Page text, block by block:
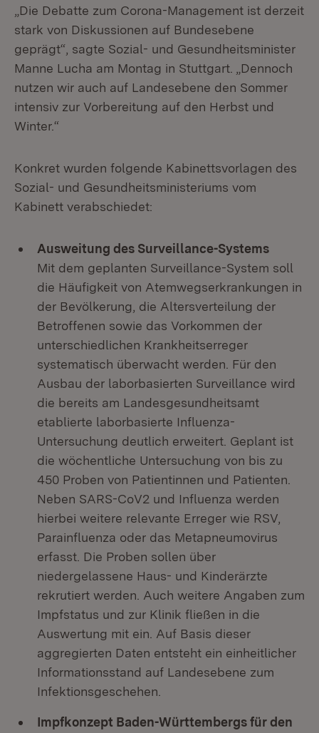
„Die Debatte zum Corona-Management ist derzeit
stark von Diskussionen auf Bundesebene
geprägt“, sagte Sozial- und Gesundheitsminister
Manne Lucha am Montag in Stuttgart. „Dennoch
nutzen wir auch auf Landesebene den Sommer
intensiv zur Vorbereitung auf den Herbst und
Winter.“
Konkret wurden folgende Kabinettsvorlagen des
Sozial- und Gesundheitsministeriums vom
Kabinett verabschiedet:
Ausweitung des Surveillance-Systems
Mit dem geplanten Surveillance-System soll
die Häufigkeit von Atemwegserkrankungen in
der Bevölkerung, die Altersverteilung der
Betroffenen sowie das Vorkommen der
unterschiedlichen Krankheitserreger
systematisch überwacht werden. Für den
Ausbau der laborbasierten Surveillance wird
die bereits am Landesgesundheitsamt
etablierte laborbasierte Influenza-
Untersuchung deutlich erweitert. Geplant ist
die wöchentliche Untersuchung von bis zu
450 Proben von Patientinnen und Patienten.
Neben SARS-CoV2 und Influenza werden
hierbei weitere relevante Erreger wie RSV,
Parainfluenza oder das Metapneumovirus
erfasst. Die Proben sollen über
niedergelassene Haus- und Kinderärzte
rekrutiert werden. Auch weitere Angaben zum
Impfstatus und zur Klinik fließen in die
Auswertung mit ein. Auf Basis dieser
aggregierten Daten entsteht ein einheitlicher
Informationsstand auf Landesebene zum
Infektionsgeschehen.
Impfkonzept Baden-Württembergs für den